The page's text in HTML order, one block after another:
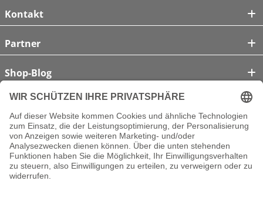
Shop-Blog
Partner
Kontakt
Unsere Zahlungsarten